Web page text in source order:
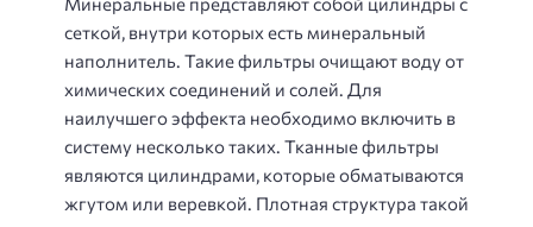
сеткой, внутри которых есть минеральный
наполнитель. Такие фильтры очищают воду от
химических соединений и солей. Для
наилучшего эффекта необходимо включить в
систему несколько таких. Тканные фильтры
являются цилиндрами, которые обматываются
жгутом или веревкой. Плотная структура такой